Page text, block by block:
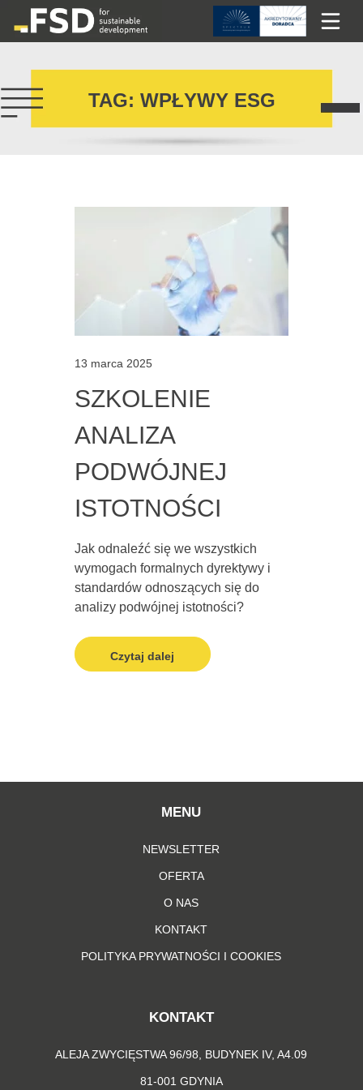
TAG: WPŁYWY ESG
13 marca 2025
SZKOLENIE
ANALIZA
PODWÓJNEJ
ISTOTNOŚCI
Jak odnaleźć się we wszystkich
wymogach formalnych dyrektywy i
standardów odnoszących się do
analizy podwójnej istotności?
Czytaj dalej
MENU
NEWSLETTER
OFERTA
O NAS
KONTAKT
POLITYKA PRYWATNOŚCI I COOKIES
KONTAKT
ALEJA ZWYCIĘSTWA 96/98, BUDYNEK IV, A4.09
81-001 GDYNIA